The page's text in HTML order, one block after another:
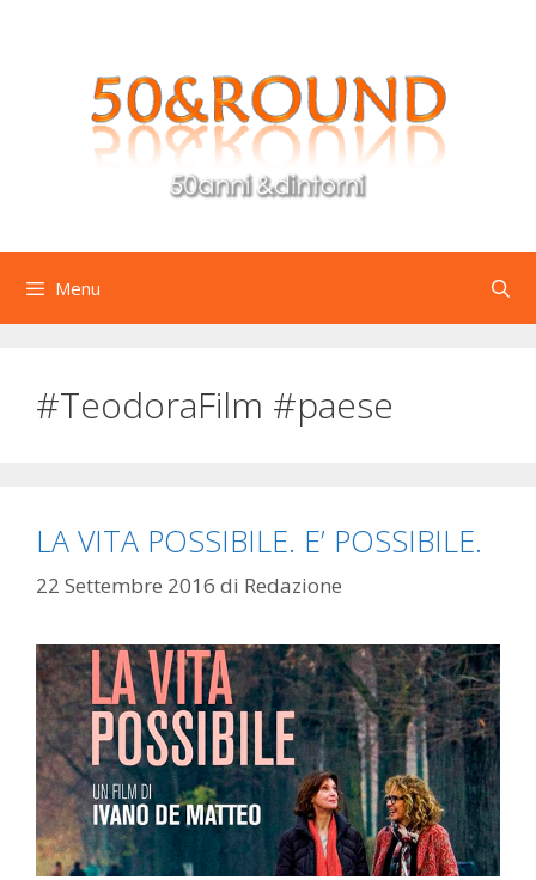
Menu
#TeodoraFilm #paese
LA VITA POSSIBILE. E’ POSSIBILE.
22 Settembre 2016 di Redazione